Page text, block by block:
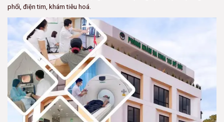
phổi, điện tim, khám tiêu hoá.